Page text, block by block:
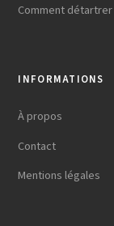
Comment
INFORMATIONS
À propos
Contact
Mentions légales